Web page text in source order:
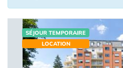
SÉJOUR TEMPORAIRE
LOCATION